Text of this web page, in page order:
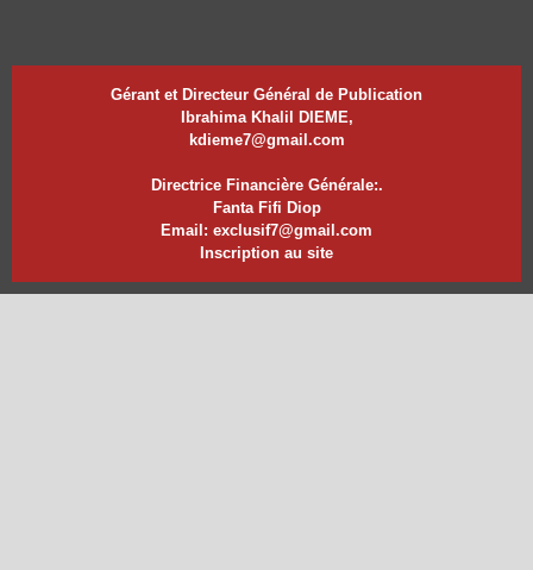
Gérant et Directeur Général de Publication
Ibrahima Khalil DIEME,
kdieme7@gmail.com
Directrice Financière Générale:.
Fanta Fifi Diop
Email: exclusif7@gmail.com
Inscription au site